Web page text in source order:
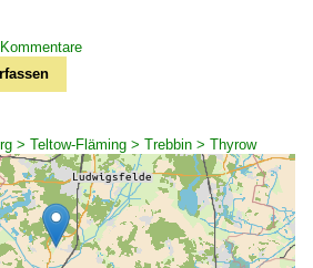
> Teltow-Fläming > Trebbin > Thyrow